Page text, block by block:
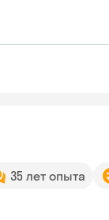
35 лет опыта